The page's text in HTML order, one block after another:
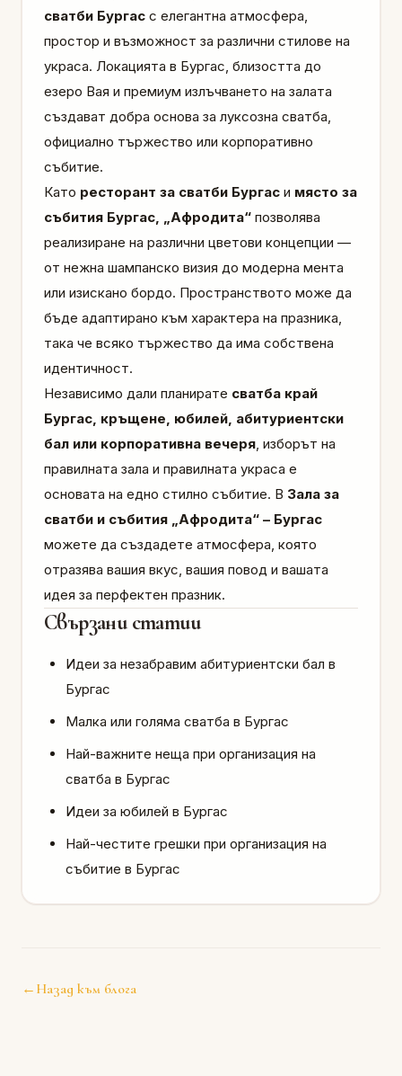
сватби Бургас с елегантна атмосфера,
простор и възможност за различни стилове на
украса. Локацията в Бургас, близостта до
езеро Вая и премиум излъчването на залата
създават добра основа за луксозна сватба,
официално тържество или корпоративно
събитие.
Като ресторант за сватби Бургас и място за
събития Бургас, „Афродита“ позволява
реализиране на различни цветови концепции —
от нежна шампанско визия до модерна мента
или изискано бордо. Пространството може да
бъде адаптирано към характера на празника,
така че всяко тържество да има собствена
идентичност.
Независимо дали планирате сватба край
Бургас, кръщене, юбилей, абитуриентски
бал или корпоративна вечеря, изборът на
правилната зала и правилната украса е
основата на едно стилно събитие. В Зала за
сватби и събития „Афродита“ – Бургас
можете да създадете атмосфера, която
отразява вашия вкус, вашия повод и вашата
идея за перфектен празник.
Свързани статии
Идеи за незабравим абитуриентски бал в
Бургас
Малка или голяма сватба в Бургас
Най-важните неща при организация на
сватба в Бургас
Идеи за юбилей в Бургас
Най-честите грешки при организация на
събитие в Бургас
← Назад към блога